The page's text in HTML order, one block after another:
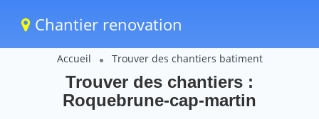
Chantier renovation
Accueil Trouver des chantiers batiment
Trouver des chantiers :
Roquebrune-cap-martin